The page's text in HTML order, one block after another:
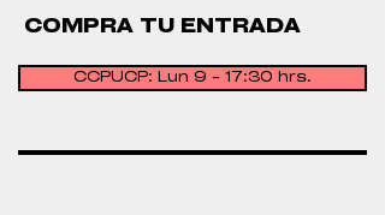
COMPRA TU ENTRADA
CCPUCP: Lun 9 - 17:30 hrs.